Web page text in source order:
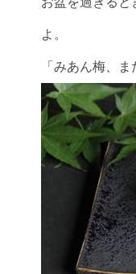
よ。
「みあん梅、ま